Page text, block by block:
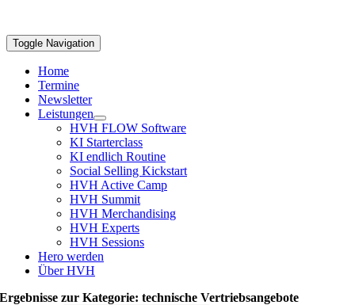
Toggle Navigation
Home
Termine
Newsletter
Leistungen
HVH FLOW Software
KI Starterclass
KI endlich Routine
Social Selling Kickstart
HVH Active Camp
HVH Summit
HVH Merchandising
HVH Experts
HVH Sessions
Hero werden
Über HVH
Ergebnisse zur Kategorie: technische Vertriebsangebote